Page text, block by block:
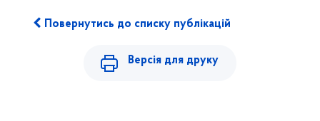
Повернутись до списку публікацій
Версія для друку